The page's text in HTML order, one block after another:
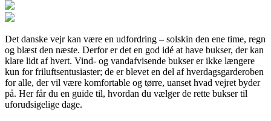
Det danske vejr kan være en udfordring – solskin den ene time, regn
og blæst den næste. Derfor er det en god idé at have bukser, der kan
klare lidt af hvert. Vind- og vandafvisende bukser er ikke længere
kun for friluftsentusiaster; de er blevet en del af hverdagsgarderoben
for alle, der vil være komfortable og tørre, uanset hvad vejret byder
på. Her får du en guide til, hvordan du vælger de rette bukser til
uforudsigelige dage.